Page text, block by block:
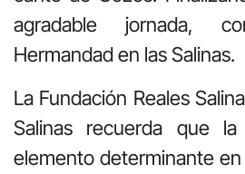
agradable jornada,
Hermandad en las Salinas.
La Fundación Reales
Salinas recuerda que
elemento determinante en